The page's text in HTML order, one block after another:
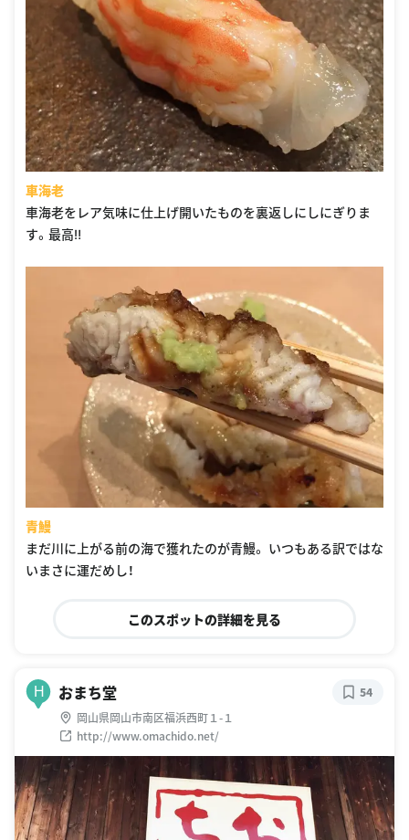
車海老
車海老をレア気味に仕上げ開いたものを裏返しにしにぎりま
す。最高‼︎
青鰻
まだ川に上がる前の海で獲れたのが青鰻。 いつもある訳ではな
いまさに運だめし！
このスポットの詳細を見る
H おまち堂
岡山県岡山市南区福浜西町１-１
http://www.omachido.net/
54